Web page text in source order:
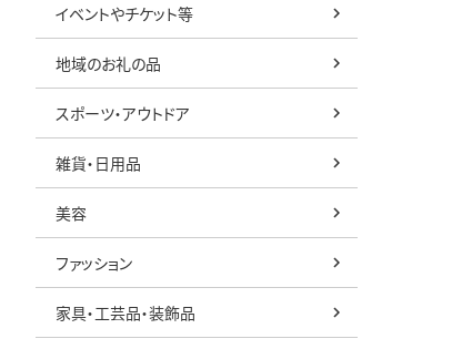
イベントやチケット等
地域のお礼の品
スポーツ・アウトドア
雑貨・日用品
美容
ファッション
家具・工芸品・装飾品